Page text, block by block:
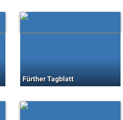
Fürther Tagblatt